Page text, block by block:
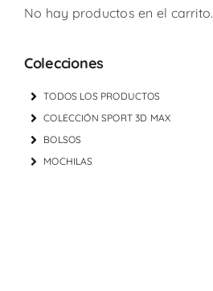
No hay productos en el carrito.
Colecciones
TODOS LOS PRODUCTOS
COLECCIÓN SPORT 3D MAX
BOLSOS
MOCHILAS